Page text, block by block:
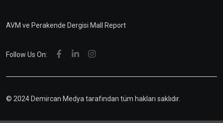
AVM ve Perakende Dergisi Mall Report
Follow Us On:
© 2024 Demircan Medya tarafından tüm hakları saklıdır.